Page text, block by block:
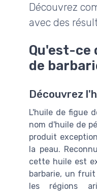
Découvrez
avec des
Qu'est-ce
de
Découvrez
L'huile de figue
nom d'huile de
produit
la peau.
cette huile est
barbarie, un
les régions